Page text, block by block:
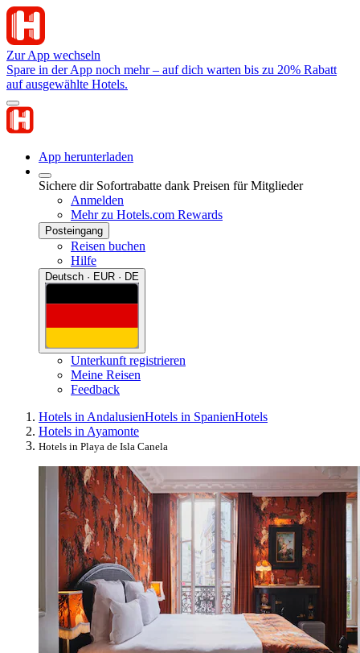
Zur App wechseln
Spare in der App noch mehr – auf dich warten bis zu 20% Rabatt
auf ausgewählte Hotels.
App herunterladen
Sichere dir Sofortrabatte dank Preisen für Mitglieder
Anmelden
Mehr zu Hotels.com Rewards
Posteingang
Reisen buchen
Hilfe
Deutsch · EUR · DE
Unterkunft registrieren
Meine Reisen
Feedback
Hotels in AndalusienHotels in SpanienHotels
Hotels in Ayamonte
Hotels in Playa de Isla Canela